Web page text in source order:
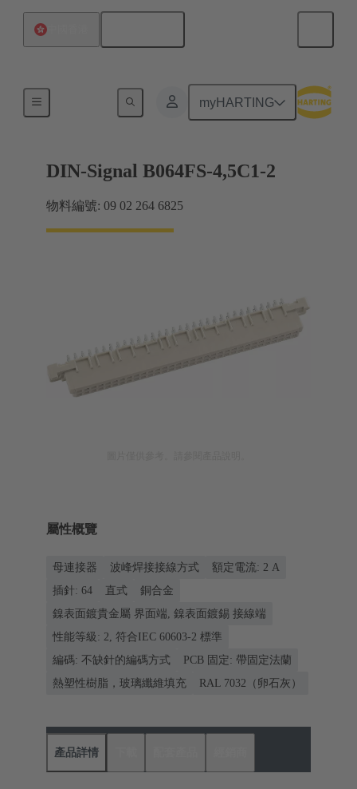
myHARTING
主機板到子插件板連接
DIN-Signal B064FS-4,5C1-2
物料編號: 09 02 264 6825
屬性概覽
母連接器 波峰焊接接線方式
額定電流: ‌2 A
插針: 64
直式
銅合金
鎳表面鍍貴金屬 界面端, 鎳表面鍍錫 接線端
性能等級: 2, 符合IEC 60603-2 標準
編碼: 不缺針的編碼方式
PCB 固定: 帶固定法蘭
熱塑性樹脂，玻璃纖維填充
RAL 7032（卵石灰）
產品詳情